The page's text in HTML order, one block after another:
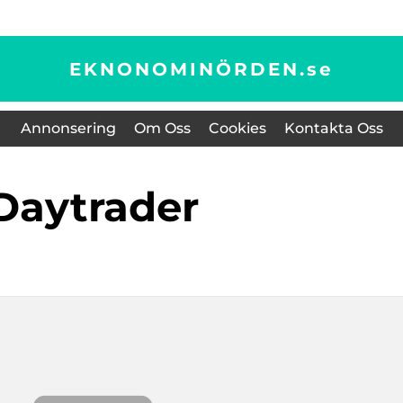
EKNONOMINÖRDEN.se
Annonsering Om Oss Cookies Kontakta Oss
daytrader